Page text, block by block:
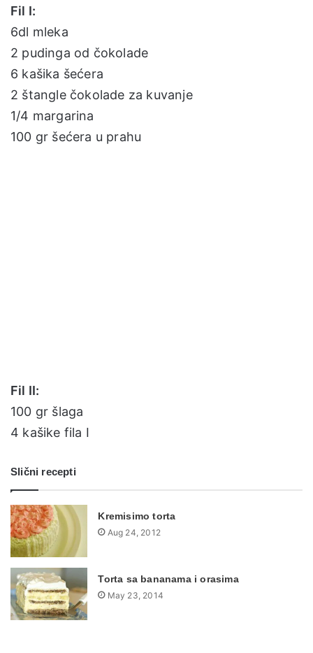
Fil I:
6dl mleka
2 pudinga od čokolade
6 kašika šećera
2 štangle čokolade za kuvanje
1/4 margarina
100 gr šećera u prahu
Fil II:
100 gr šlaga
4 kašike fila I
Slični recepti
Kremisimo torta
Aug 24, 2012
Torta sa bananama i orasima
May 23, 2014